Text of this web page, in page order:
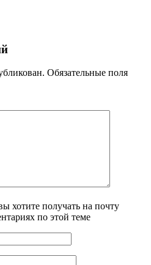
Обязательные поля
хотите получать на почту
по этой теме